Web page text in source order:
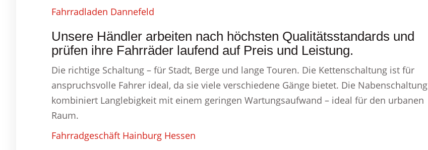
Fahrradladen Dannefeld
Unsere Händler arbeiten nach höchsten Qualitätsstandards und
prüfen ihre Fahrräder laufend auf Preis und Leistung.
Die richtige Schaltung – für Stadt, Berge und lange Touren. Die Kettenschaltung ist für
anspruchsvolle Fahrer ideal, da sie viele verschiedene Gänge bietet. Die Nabenschaltung
kombiniert Langlebigkeit mit einem geringen Wartungsaufwand – ideal für den urbanen
Raum.
Fahrradgeschäft Hainburg Hessen